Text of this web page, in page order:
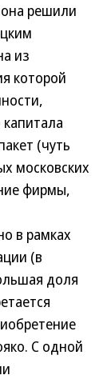
решили
из
которой
(чуть
московских
фирмы,
в рамках
(в
доля
С одной